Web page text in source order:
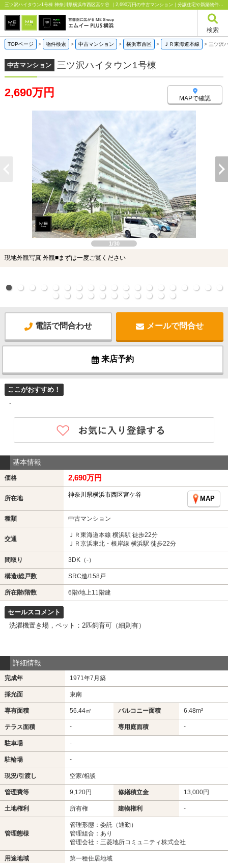
三ツ沢ハイタウン1号棟 神奈川県横浜市西区宮ケ谷 ｜2,690万円の中古マンション｜分譲住宅や新築物件｜エムイーPLUS横浜
検索
TOPページ > 物件検索 > 中古マンション > 横浜市西区 > ＪＲ東海道本線 > 三ツ沢
中古マンション 三ツ沢ハイタウン1号棟
2,690万円 MAPで確認
1/30
現地外観写真 外観■まずは一度ご覧ください
電話で問合わせ メールで問合せ
来店予約
ここがおすすめ！
-
基本情報
価格 2,690万円
所在地 神奈川県横浜市西区宮ケ谷
MAP
種類 中古マンション
交通
ＪＲ東海道本線 横浜駅 徒歩22分
ＪＲ京浜東北・根岸線 横浜駅 徒歩22分
間取り 3DK（-）
構造/総戸数 SRC造/158戸
所在階/階数 6階/地上11階建
セールスコメント
洗濯機置き場，ペット：2匹飼育可（細則有）
詳細情報
完成年 1971年7月築
採光面 東南
専有面積 56.44㎡ バルコニー面積 6.48m²
テラス面積 - 専用庭面積 -
駐車場 -
駐輪場 -
現況/引渡し 空家/相談
管理費等 9,120円 修繕積立金 13,000円
土地権利 所有権 建物権利 -
管理態様
管理形態：委託（通勤）
管理組合：あり
管理会社：三菱地所コミュニティ株式会社
用途地域 第一種住居地域